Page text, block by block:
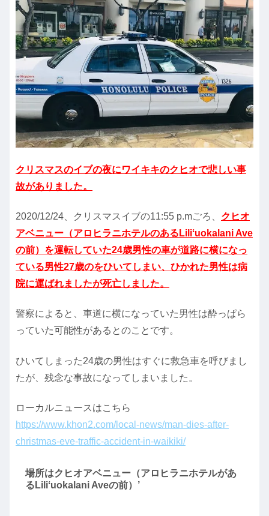
クリスマスのイブの夜にワイキキのクヒオで悲しい事
故がありました。
2020/12/24、クリスマスイブの11:55 p.mごろ、 クヒオ
アベニュー（アロヒラニホテルのあるLiliʻuokalani Ave
の前）を運転していた24歳男性の車が道路に横になっ
ている男性27歳のをひいてしまい、ひかれた男性は病
院に運ばれましたが死亡しました。
警察によると、車道に横になっていた男性は酔っぱら
っていた可能性があるとのことです。
ひいてしまった24歳の男性はすぐに救急車を呼びまし
たが、残念な事故になってしまいました。
ローカルニュースはこちら
https://www.khon2.com/local-news/man-dies-after-
christmas-eve-traffic-accident-in-waikiki/
場所はクヒオアベニュー（アロヒラニホテルがあ
るLiliʻuokalani Aveの前）’